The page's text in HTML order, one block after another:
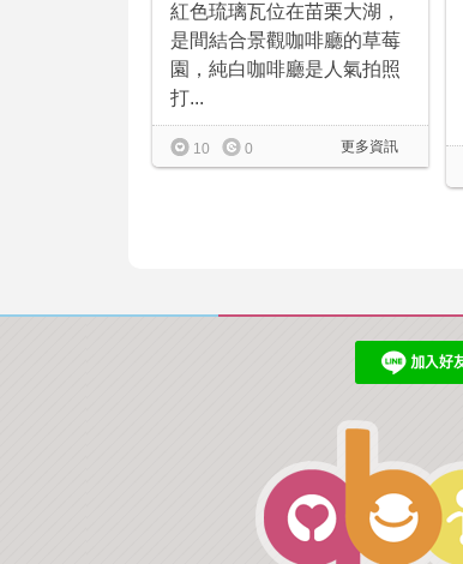
紅色琉璃瓦位在苗栗大湖，
是間結合景觀咖啡廳的草莓
園，純白咖啡廳是人氣拍照
打...
更多資訊
10 0